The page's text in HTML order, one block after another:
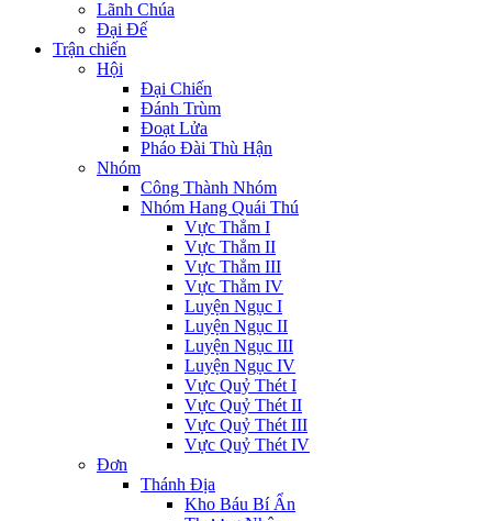
Lãnh Chúa
Đại Đế
Trận chiến
Hội
Đại Chiến
Đánh Trùm
Đoạt Lửa
Pháo Đài Thù Hận
Nhóm
Công Thành Nhóm
Nhóm Hang Quái Thú
Vực Thẳm I
Vực Thẳm II
Vực Thẳm III
Vực Thẳm IV
Luyện Ngục I
Luyện Ngục II
Luyện Ngục III
Luyện Ngục IV
Vực Quỷ Thét I
Vực Quỷ Thét II
Vực Quỷ Thét III
Vực Quỷ Thét IV
Đơn
Thánh Địa
Kho Báu Bí Ẩn